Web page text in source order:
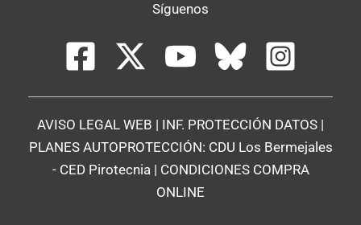
Síguenos
AVISO LEGAL WEB | INF. PROTECCIÓN DATOS |
PLANES AUTOPROTECCIÓN: CDU Los Bermejales
- CED Pirotecnia| CONDICIONES COMPRA
ONLINE